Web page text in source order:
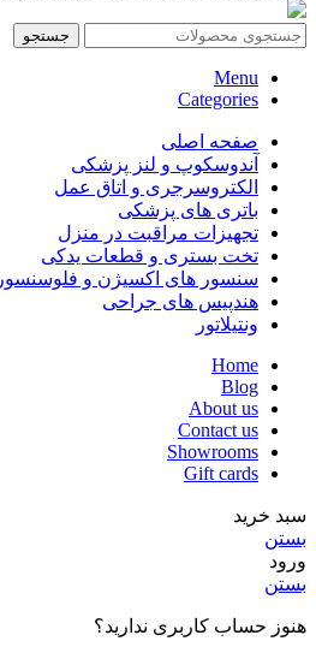
جستجو
Menu
Categories
صفحه اصلی
آندوسکوپ و لنز پزشکی
الکتروسرجری و اتاق عمل
باتری های پزشکی
تجهیزات مراقبت در منزل
تخت بستری و قطعات یدکی
سنسور های اکسیژن و فلوسنسور
هندپیس های جراحی
ونتیلاتور
Home
Blog
About us
Contact us
Showrooms
Gift cards
سبد خرید
بستن
ورود
بستن
هنوز حساب کاربری ندارید؟